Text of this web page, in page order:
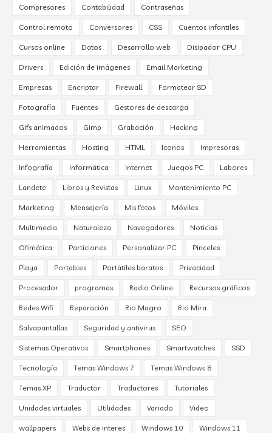
Compresores Contabilidad Contraseñas
Control remoto Conversores CSS Cuentos infantiles
Cursos online Datos Desarrollo web Disipador CPU
Drivers Edición de imágenes Email Marketing
Empresas Encriptar Firewall Formatear SD
Fotografía Fuentes Gestores de descarga
Gifs animados Gimp Grabación Hacking
Herramientas Hosting HTML Iconos Impresoras
Infografía Informática Internet Juegos PC Labores
Landete Libros y Revistas Linux Mantenimiento PC
Marketing Mensajería Mis fotos Móviles
Multimedia Naturaleza Navegadores Noticias
Ofimática Particiones Personalizar PC Pinceles
Playa Portables Portátiles baratos Privacidad
Procesador programas Radio Online Recursos gráficos
Redes Wifi Reparación Rio Magro Rio Mira
Salvapantallas Seguridad y antivirus SEO
Sistemas Operativos Smartphones Smartwatches SSD
Tecnología Temas Windows 7 Temas Windows 8
Temas XP Traductor Traductores Tutoriales
Unidades virtuales Utilidades Variado Video
wallpapers Webs de interes Windows 10 Windows 11